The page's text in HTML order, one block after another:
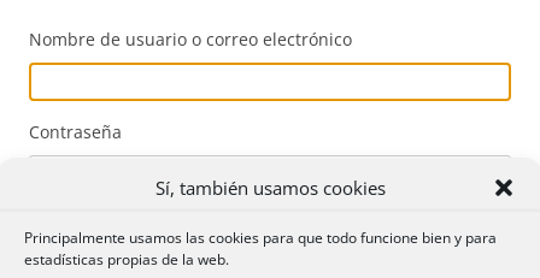
Sí, también usamos cookies
Principalmente usamos las cookies para que todo funcione bien y para
estadísticas propias de la web.
Nombre de usuario o correo electrónico
Contraseña